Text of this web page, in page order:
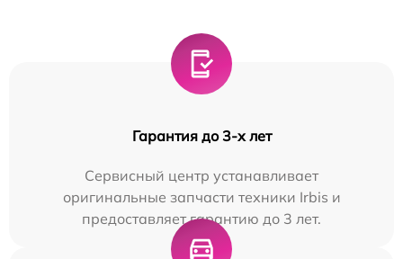
Гарантия до 3-х лет
Сервисный центр устанавливает
оригинальные запчасти техники Irbis и
предоставляет гарантию до 3 лет.